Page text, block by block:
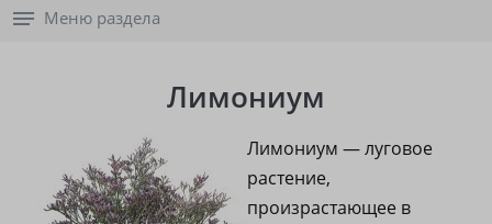
Меню раздела
Лимониум
Лимониум — луговое
растение,
произрастающее в